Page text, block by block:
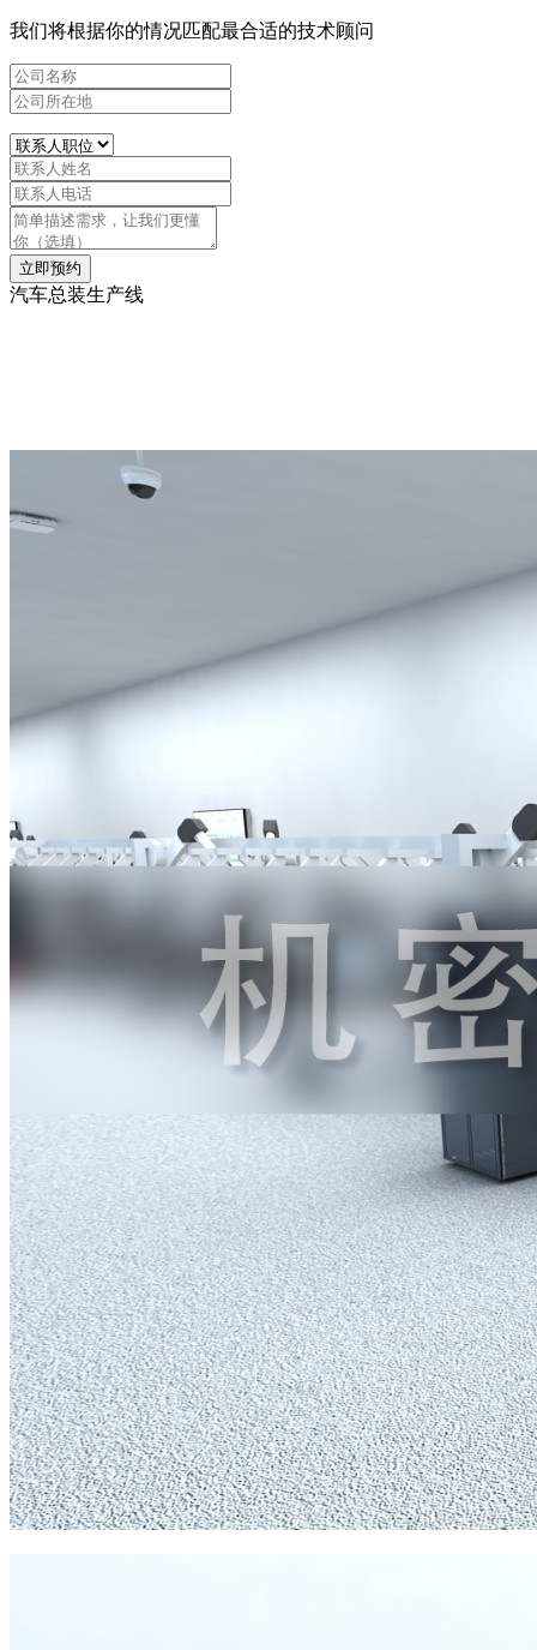
我们将根据你的情况匹配最合适的技术顾问
立即预约
汽车总装生产线